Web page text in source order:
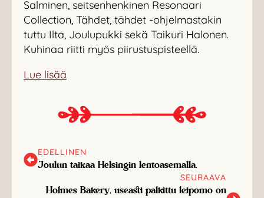
Salminen, seitsenhenkinen Resonaari
Collection, Tähdet, tähdet -ohjelmastakin
tuttu Ilta, Joulupukki sekä Taikuri Halonen.
Kuhinaa riitti myös piirustuspisteellä.
Lue lisää
EDELLINEN
Joulun taikaa Helsingin lentoasemalla.
SEURAAVA
Holmes Bakery, useasti palkittu leipomo on